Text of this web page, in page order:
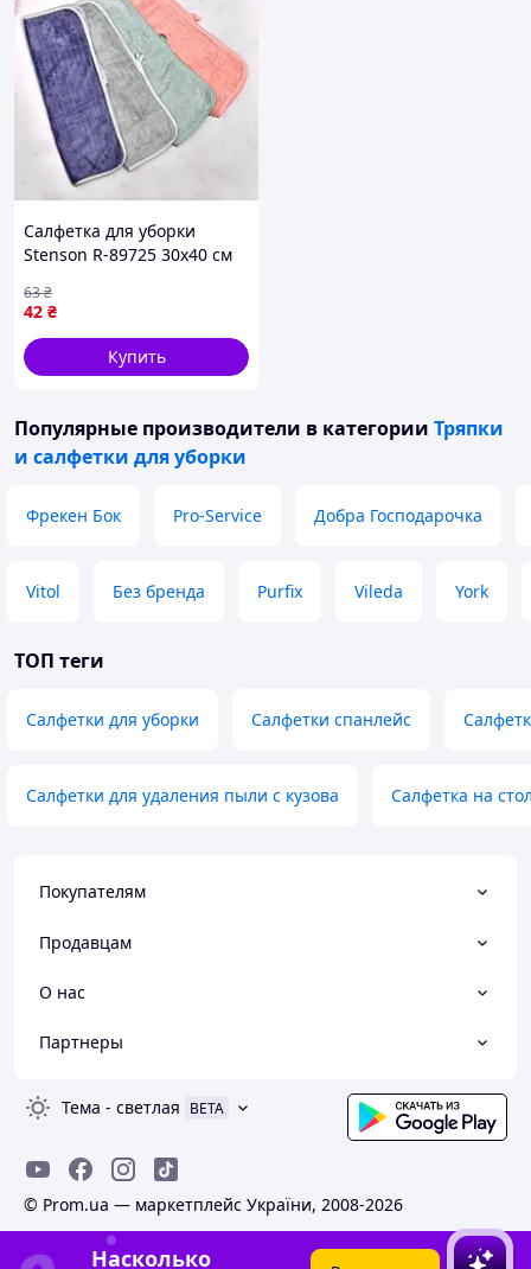
Салфетка для уборки
Stenson R-89725 30х40 см
42 ₴
63₴
Купить
Популярные производители в категории Тряпки
и салфетки для уборки
Фрекен Бок Pro-Service Добра Господарочка
Vitol Без бренда Purfix Vileda York
ТОП теги
Салфетки для уборки Салфетки спанлейс
Салфетки для удаления пыли с кузова Салфетка на
Покупателям
Продавцам
О нас
Партнеры
Тема - светлая BETA
© Prom.ua — маркетплейс України, 2008-2026
Насколько